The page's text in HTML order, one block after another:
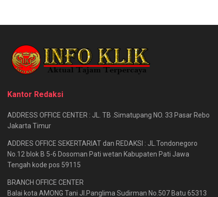
Kantor Redaksi
ADDRESS OFFICE CENTER : JL. TB .Simatupang NO. 33 Pasar Rebo
Jakarta Timur
ADDRES OFFICE SEKERTARIAT dan REDAKSI : JL.Tondonegoro
No.12 blok B 5-6 Dosoman Pati wetan Kabupaten Pati Jawa
Tengah kode pos 59115
BRANCH OFFICE CENTER
Balai kota AMONG Tani Jl.Panglima Sudirman No.507 Batu 65313